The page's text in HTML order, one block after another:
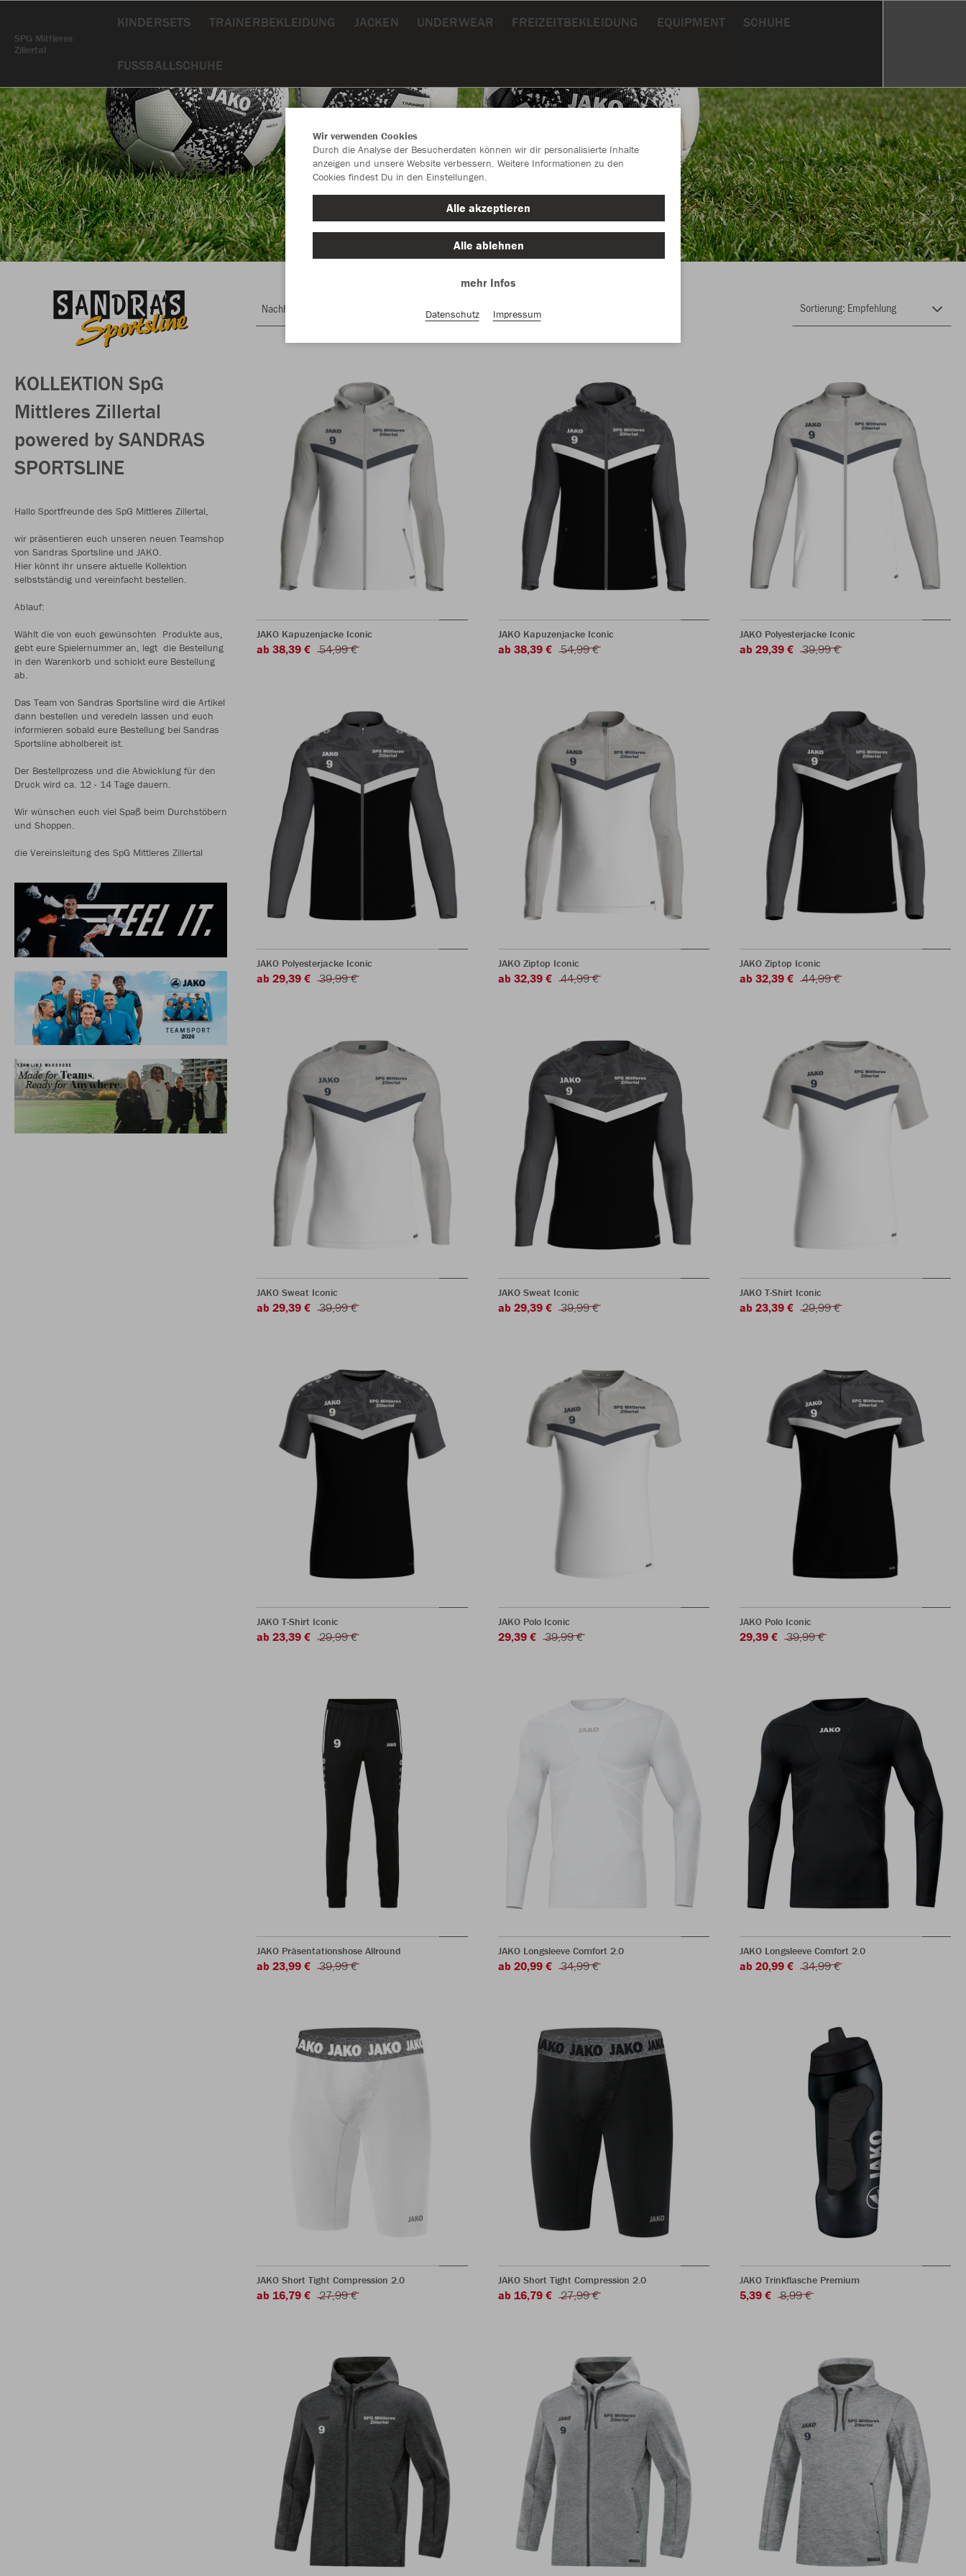
SPG Mittleres
Zillertal
KINDERSETS TRAINERBEKLEIDUNG JACKEN UNDERWEAR FREIZEITBEKLEIDUNG EQUIPMENT SCHUHE
FUSSBALLSCHUHE
KOLLEKTION SpG
Mittleres Zillertal
powered by SANDRAS
SPORTSLINE
Hallo Sportfreunde des SpG Mittleres Zillertal,
wir präsentieren euch unseren neuen Teamshop
von Sandras Sportsline und JAKO.
Hier könnt ihr unsere aktuelle Kollektion
selbstständig und vereinfacht bestellen.
Ablauf:
Wählt die von euch gewünschten Produkte aus,
gebt eure Spielernummer an, legt die Bestellung
in den Warenkorb und schickt eure Bestellung
ab.
Das Team von Sandras Sportsline wird die Artikel
dann bestellen und veredeln lassen und euch
informieren sobald eure Bestellung bei Sandras
Sportsline abholbereit ist.
Der Bestellprozess und die Abwicklung für den
Druck wird ca. 12 - 14 Tage dauern.
Wir wünschen euch viel Spaß beim Durchstöbern
und Shoppen.
die Vereinsleitung des SpG Mittleres Zillertal
Nachhaltig
JAKO Kapuzenjacke Iconic
ab 38,39 € 54,99 €
JAKO Kapuzenjacke Iconic
ab 38,39 € 54,99 €
JAKO Polyesterjacke Iconic
ab 29,39 € 39,99 €
JAKO Polyesterjacke Iconic
ab 29,39 € 39,99 €
JAKO Ziptop Iconic
ab 32,39 € 44,99 €
JAKO Ziptop Iconic
ab 32,39 € 44,99 €
JAKO Sweat Iconic
ab 29,39 € 39,99 €
JAKO Sweat Iconic
ab 29,39 € 39,99 €
JAKO T-Shirt Iconic
ab 23,39 € 29,99 €
JAKO T-Shirt Iconic
ab 23,39 € 29,99 €
JAKO Polo Iconic
29,39 € 39,99 €
JAKO Polo Iconic
29,39 € 39,99 €
JAKO Präsentationshose Allround
ab 23,99 € 39,99 €
JAKO Longsleeve Comfort 2.0
ab 20,99 € 34,99 €
JAKO Longsleeve Comfort 2.0
ab 20,99 € 34,99 €
JAKO Short Tight Compression 2.0
ab 16,79 € 27,99 €
JAKO Short Tight Compression 2.0
ab 16,79 € 27,99 €
JAKO Trinkflasche Premium
5,39 € 8,99 €
Wir verwenden Cookies
Durch die Analyse der Besucherdaten können wir dir personalisierte Inhalte
anzeigen und unsere Website verbessern. Weitere Informationen zu den
Cookies findest Du in den Einstellungen.
Alle akzeptieren
Alle ablehnen
mehr Infos
Datenschutz Impressum